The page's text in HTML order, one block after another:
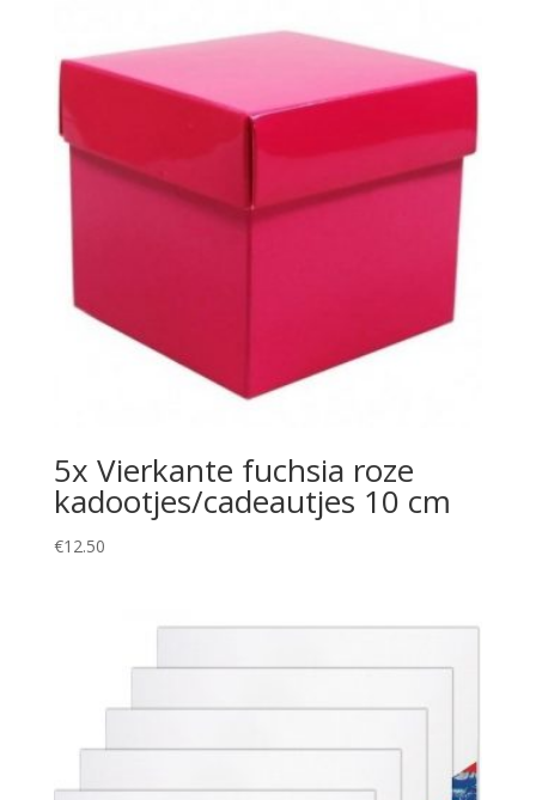
5x Vierkante fuchsia roze
kadootjes/cadeautjes 10 cm
€12.50